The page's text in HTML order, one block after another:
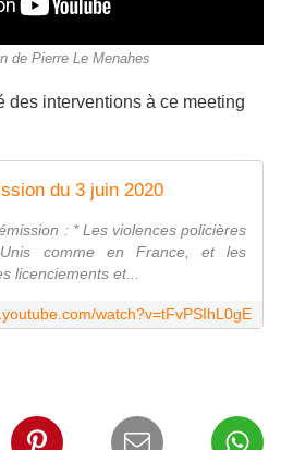
de Pierre Le Menahes
des interventions à ce meeting
du 3 juin 2020
: * Les violences policières
comme en France, et les
licenciements et...
watch?v=tFvPSIhL0gE